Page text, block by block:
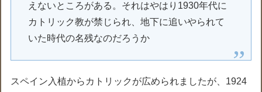
えないところがある。それはやはり1930年代に
カトリック教が禁じられ、地下に追いやられて
いた時代の名残なのだろうか
スペイン入植からカトリックが広められましたが、1924